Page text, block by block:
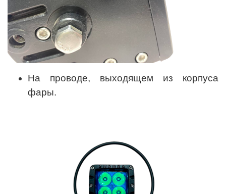
На проводе, выходящем из корпуса
фары.